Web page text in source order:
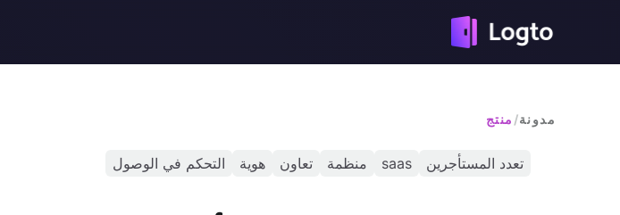
مدونة/ منتج
تعدد المستأجرين saas منظمة تعاون هوية التحكم في الوصول